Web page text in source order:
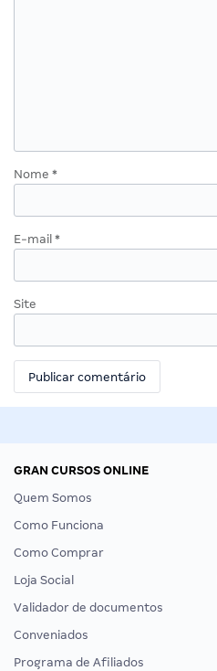
Nome *
E-mail *
Site
GRAN CURSOS ONLINE
Quem Somos
Como Funciona
Como Comprar
Loja Social
Validador de documentos
Conveniados
Programa de Afiliados